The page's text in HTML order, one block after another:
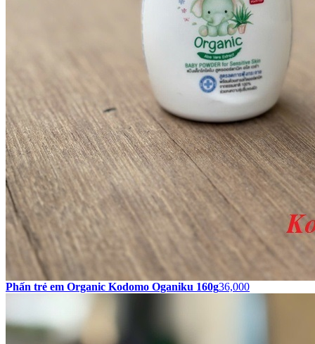
Phấn trẻ em Organic Kodomo Oganiku 160g36,000